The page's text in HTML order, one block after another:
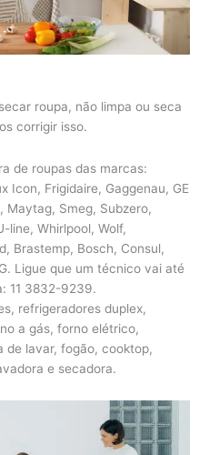
roupa, não limpa ou seca
corrigir isso.
de roupas das marcas:
Icon, Frigidaire, Gaggenau, GE
Maytag, Smeg, Subzero,
line, Whirlpool, Wolf,
Brastemp, Bosch, Consul,
Ligue que um técnico vai até
11 3832-9239.
refrigeradores duplex,
a gás, forno elétrico,
de lavar, fogão, cooktop,
e secadora.